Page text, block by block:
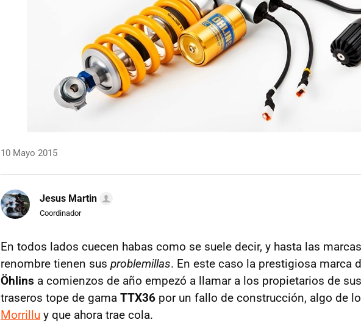
10 Mayo 2015
Jesus Martin
Coordinador
En todos lados cuecen habas como se suele decir, y hasta las
renombre tienen sus problemillas. En este caso la prestigiosa marca
Öhlins a comienzos de año empezó a llamar a los propietarios de
traseros tope de gama TTX36 por un fallo de construcción, algo de
Morrillu y que ahora trae cola.